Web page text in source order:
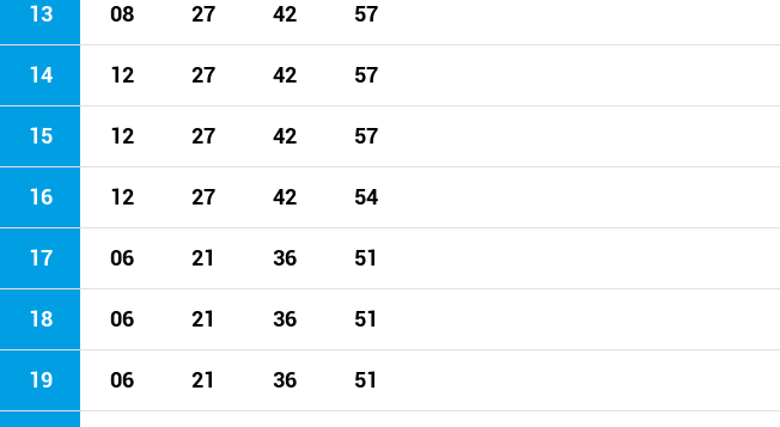
13 08 27 42 57
14 12 27 42 57
15 12 27 42 57
16 12 27 42 54
17 06 21 36 51
18 06 21 36 51
19 06 21 36 51